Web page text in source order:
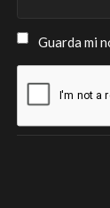
Guarda mi